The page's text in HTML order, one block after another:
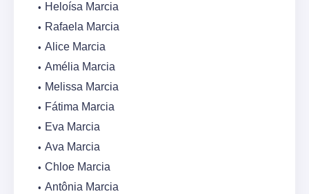
Heloísa Marcia
Rafaela Marcia
Alice Marcia
Amélia Marcia
Melissa Marcia
Fátima Marcia
Eva Marcia
Ava Marcia
Chloe Marcia
Antônia Marcia